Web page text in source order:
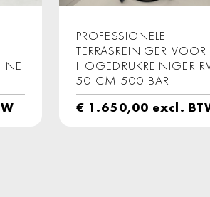
PROFESSIONELE
TERRASREINIGER VOOR
HOGEDRUKREINIGER
50 CM 500 BAR
€ 1.650,00 excl.